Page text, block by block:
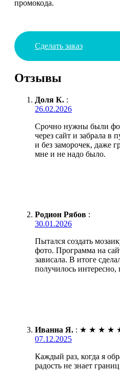
промокода.
Сделать заказ
Отзывы
Доля К. :
26.02.2026
Срочно нужны были
через сайт и забрала в
и без заморочек, даже
мне и не надо было.
Родион Рябов :
30.01.2026
Пытался создать
фото. Программа на
зависала. В итоге
получилось интересно,
Иванна Я. : ★ ★ ★ ★
07.12.2025
Каждый раз, когда я
радость не знает